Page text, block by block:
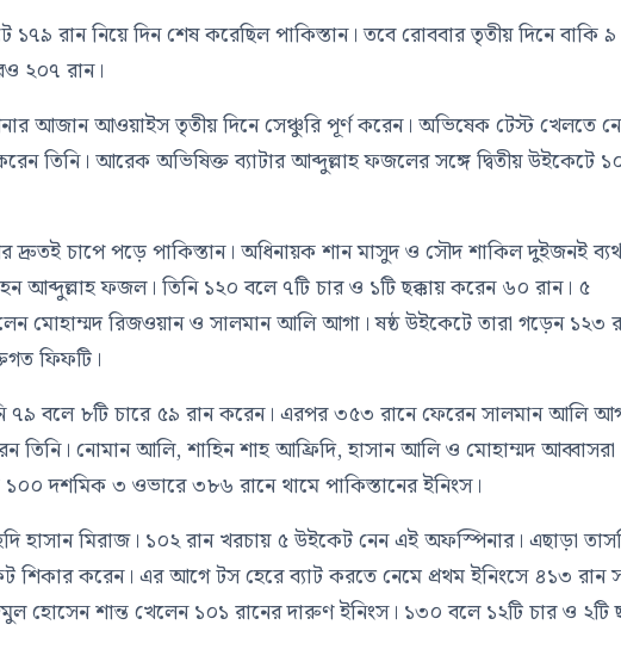
১৭৯ রান নিয়ে দিন শেষ করেছিল পাকিস্তান। তবে রোববার তৃতীয় দিনে বাকি ৯
২০৭ রান।
আজান আওয়াইস তৃতীয় দিনে সেঞ্চুরি পূর্ণ করেন। অভিষেক টেস্ট খেলতে
তিনি। আরেক অভিষিক্ত ব্যাটার আব্দুল্লাহ ফজলের সঙ্গে দ্বিতীয় উইকেটে
দ্রুতই চাপে পড়ে পাকিস্তান। অধিনায়ক শান মাসুদ ও সৌদ শাকিল দুইজনই
ফজল। তিনি ১২০ বলে ৭টি চার ও ১টি ছক্কায় করেন ৬০ রান। ৫
মোহাম্মদ রিজওয়ান ও সালমান আলি আগা। ষষ্ঠ উইকেটে তারা গড়েন ১২৩
ফিফটি।
বলে ৮টি চারে ৫৯ রান করেন। এরপর ৩৫৩ রানে ফেরেন সালমান আলি
তিনি। নোমান আলি, শাহিন শাহ আফ্রিদি, হাসান আলি ও মোহাম্মদ আব্বাসরা
দশমিক ৩ ওভারে ৩৮৬ রানে থামে পাকিস্তানের ইনিংস।
হাসান মিরাজ। ১০২ রান খরচায় ৫ উইকেট নেন এই অফস্পিনার। এছাড়া
করেন। এর আগে টস হেরে ব্যাট করতে নেমে প্রথম ইনিংসে ৪১৩ রান
হোসেন শান্ত খেলেন ১০১ রানের দারুণ ইনিংস। ১৩০ বলে ১২টি চার ও ২টি